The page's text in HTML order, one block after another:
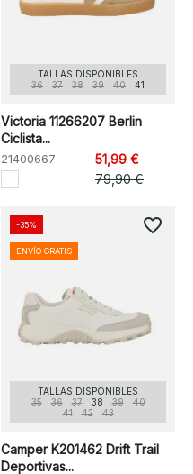
TALLAS DISPONIBLES
36
37 38 39 40 41
Victoria 11266207 Berlin
Ciclista...
21400667
51,99 €
79,90 €
TALLAS DISPONIBLES
35
36 37 38 39
40
41
42 43
Camper K201462 Drift Trail
Deportivas...
-35%
ENVÍO GRATIS
favorite_border